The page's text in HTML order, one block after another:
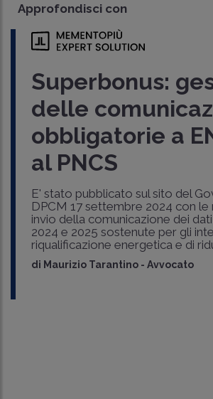
Approfondisci con
Superbonus:
delle
obbligatorie a
al PNCS
E' stato pubblicato sul sito del
DPCM 17 settembre 2024 con le
invio della comunicazione dei
2024 e 2025 sostenute per gli
riqualificazione energetica e di
di Maurizio Tarantino - Avvocato